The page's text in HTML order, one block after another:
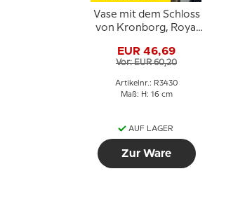
Vase mit dem Schloss
von Kronborg, Royal
EUR 46,69
Vor: EUR 60,20
Artikelnr.: R3430
Maß: H: 16 cm
AUF LAGER
Zur Ware